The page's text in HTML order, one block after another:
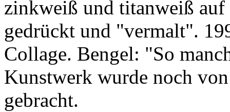
zinkweiß und titanweiß
gedrückt und "vermalt".
Collage. Bengel: "So
Kunstwerk wurde noch
gebracht.